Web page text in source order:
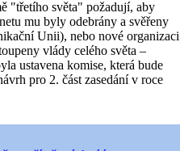
"třetího světa" požadují, aby
mu byly odebrány a svěřeny
Unii), nebo nové organizaci
vlády celého světa –
ustavena komise, která bude
pro 2. část zasedání v roce